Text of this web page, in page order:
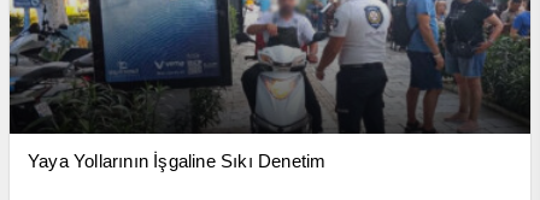
Yaya Yollarının İşgaline Sıkı Denetim